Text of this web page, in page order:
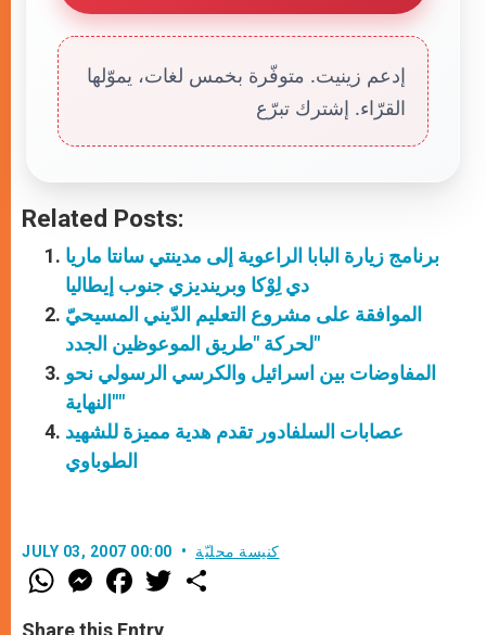
إدعم زينيت. متوفّرة بخمس لغات، يموّلها
القرّاء. إشترك تبرّع
Related Posts:
برنامج زيارة البابا الراعوية إلى مدينتي سانتا ماريا
دي لِوْكا وبرينديزي جنوب إيطاليا
الموافقة على مشروع التعليم الدّيني المسيحيّ
لحركة "طريق الموعوظين الجدد"
المفاوضات بين اسرائيل والكرسي الرسولي نحو
"النهاية"
عصابات السلفادور تقدم هدية مميزة للشهيد
الطوباوي
JULY 03, 2007 00:00 كنيسة محليّة
W
h
t
M
e
s
F
a
e
w
Share this Entry